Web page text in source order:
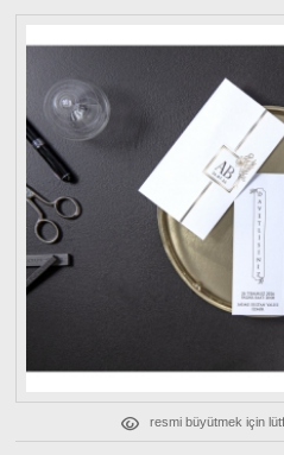
resmi büyütmek için